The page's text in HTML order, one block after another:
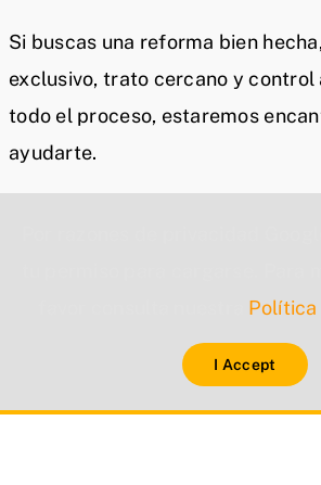
Si buscas una reforma bien
exclusivo, trato cercano y control
todo el proceso, estaremos
ayudarte.
I Accept